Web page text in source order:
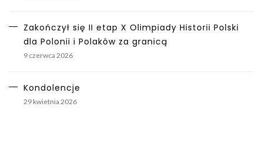
Zakończył się II etap X Olimpiady Historii Polski
dla Polonii i Polaków za granicą
9 czerwca 2026
Kondolencje
29 kwietnia 2026